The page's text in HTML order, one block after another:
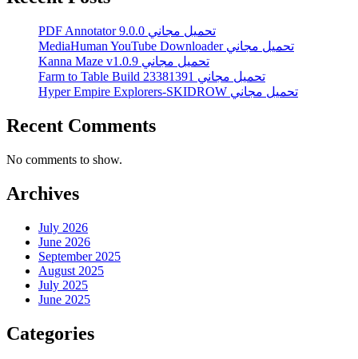
PDF Annotator 9.0.0 تحميل مجاني
MediaHuman YouTube Downloader تحميل مجاني
Kanna Maze v1.0.9 تحميل مجاني
Farm to Table Build 23381391 تحميل مجاني
Hyper Empire Explorers-SKIDROW تحميل مجاني
Recent Comments
No comments to show.
Archives
July 2026
June 2026
September 2025
August 2025
July 2025
June 2025
Categories